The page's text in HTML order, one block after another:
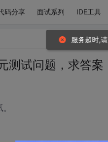
码分享 面试系列 IDE工具
试问题，求答案